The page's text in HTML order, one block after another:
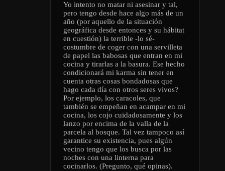
Yo intento no matar ni asesinar y tal,
pero tengo desde hace algo más de un
año (por aquello de la situación
geográfica desde entonces y su hábitat
en cuestión) la terrible -lo sé-
costumbre de coger con una servilleta
de papel las babosas que entran en mi
cocina y tirarlas a la basura. Ese hecho
condicionará mi karma sin tener en
cuenta otras cosas bondadosas que
hago cada día con otros seres vivos?
Por ejemplo, los caracoles, que
también se empeñan en acampar en mi
cocina, los cojo cuidadosamente y los
lanzo por encima de la valla de la
parcela al bosque. Tal vez tampoco así
garantice su existencia, pues algún
vecino tengo que los busca por las
noches con una linterna para
cocinarlos. (Pregunto, qué opinas).